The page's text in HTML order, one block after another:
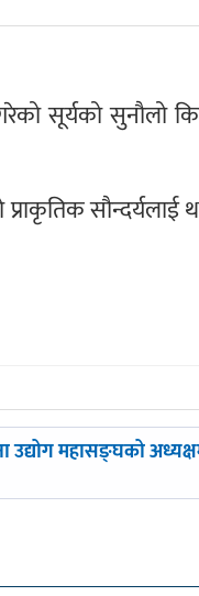
सूर्यको सुनौलो
उद्योग महासङ्घको